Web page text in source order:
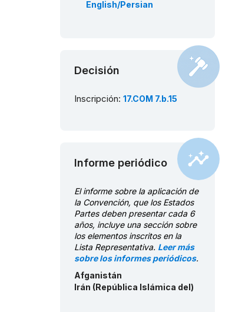
English/Persian
Decisión
Inscripción: 17.COM 7.b.15
Informe periódico
El informe sobre la aplicación de
la Convención, que los Estados
Partes deben presentar cada 6
años, incluye una sección sobre
los elementos inscritos en la
Lista Representativa. Leer más
sobre los informes periódicos.
Afganistán
Irán (República Islámica del)